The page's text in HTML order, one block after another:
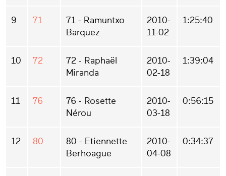
9 71
71 - Ramuntxo
Barquez
2010-
11-02
1:25:40
10 72
72 - Raphaël
Miranda
2010-
02-18
1:39:04
11 76
76 - Rosette
Nérou
2010-
03-18
0:56:15
12 80
80 - Etiennette
Berhoague
2010-
04-08
0:34:37